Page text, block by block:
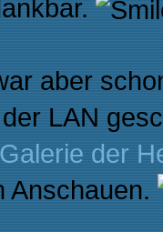
aber
LAN
Galerie der
Anschauen.